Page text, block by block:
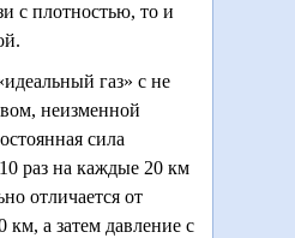
с плотностью, то и
газ» с не
неизменной
сила
раз на каждые 20 км
отличается от
км, а затем давление с